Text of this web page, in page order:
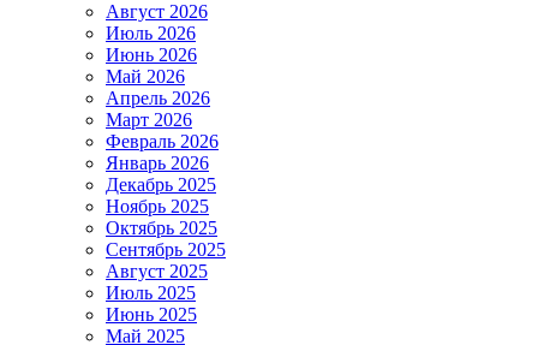
Август 2026
Июль 2026
Июнь 2026
Май 2026
Апрель 2026
Март 2026
Февраль 2026
Январь 2026
Декабрь 2025
Ноябрь 2025
Октябрь 2025
Сентябрь 2025
Август 2025
Июль 2025
Июнь 2025
Май 2025